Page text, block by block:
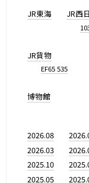
JR東海 JR西
JR貨物
EF65 535
博物館
2026.08
2026.03
2025.10
2025.05